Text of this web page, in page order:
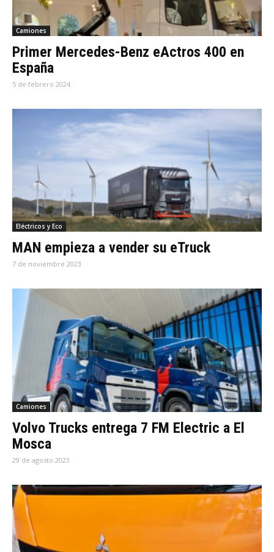
Camiones
Primer Mercedes-Benz eActros 400 en
España
5 de febrero 2024
Eléctricos y Eco
MAN empieza a vender su eTruck
7 de noviembre 2023
Camiones
Volvo Trucks entrega 7 FM Electric a El
Mosca
29 de agosto 2023